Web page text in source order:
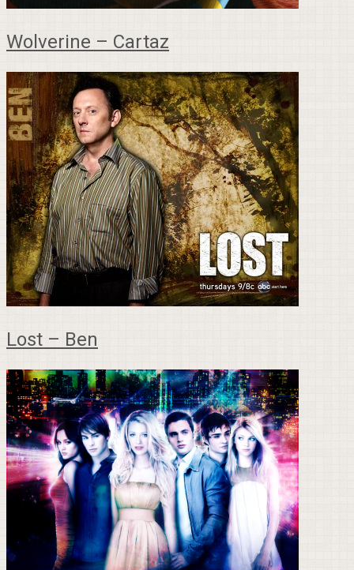
Wolverine – Cartaz
Lost – Ben